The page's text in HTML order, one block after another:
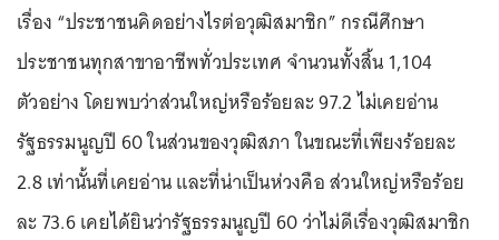
เรื่อง “ประชาชนคิดอย่างไรต่อวุฒิสมาชิก” กรณีศึกษา
ประชาชนทุกสาขาอาชีพทั่วประเทศ จำนวนทั้งสิ้น 1,104
ตัวอย่าง โดยพบว่าส่วนใหญ่หรือร้อยละ 97.2 ไม่เคยอ่าน
รัฐธรรมนูญปี 60 ในส่วนของวุฒิสภา ในขณะที่เพียงร้อยละ
2.8 เท่านั้นที่เคยอ่าน และที่น่าเป็นห่วงคือ ส่วนใหญ่หรือร้อย
ละ 73.6 เคยได้ยินว่ารัฐธรรมนูญปี 60 ว่าไม่ดีเรื่องวุฒิสมาชิก